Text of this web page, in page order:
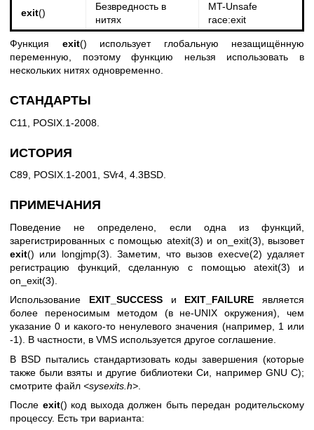
exit()
Безвредность в
нитях
MT-Unsafe
race:exit
Функция exit() использует глобальную незащищённую
переменную, поэтому функцию нельзя использовать в
нескольких нитях одновременно.
СТАНДАРТЫ
C11, POSIX.1-2008.
ИСТОРИЯ
C89, POSIX.1-2001, SVr4, 4.3BSD.
ПРИМЕЧАНИЯ
Поведение не определено, если одна из функций,
зарегистрированных с помощью atexit(3) и on_exit(3) , вызовет
exit() или longjmp(3) . Заметим, что вызов execve(2) удаляет
регистрацию функций, сделанную с помощьюatexit(3) и
on_exit(3)
Использование EXIT_SUCCESSи EXIT_FAILURE является
более переносимым методом (в не-UNIX окружения), чем
указание 0 и какого-то ненулевого значения (например, 1 или
-1). В частности, в VMS используется другое соглашение.
В BSD пытались стандартизовать коды завершения (которые
также были взяты и другие библиотеки Си, например GNU C);
смотрите файл <sysexits.h>
После exit() код выхода должен быть передан родительскому
процессу. Есть три варианта: